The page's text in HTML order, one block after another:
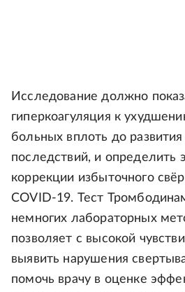
Исследование должно
гиперкоагуляция к
больных вплоть до развития
последствий, и определить
коррекции избыточного
COVID-19. Тест
немногих лабораторных
позволяет с высокой
выявить нарушения
помочь врачу в оценке